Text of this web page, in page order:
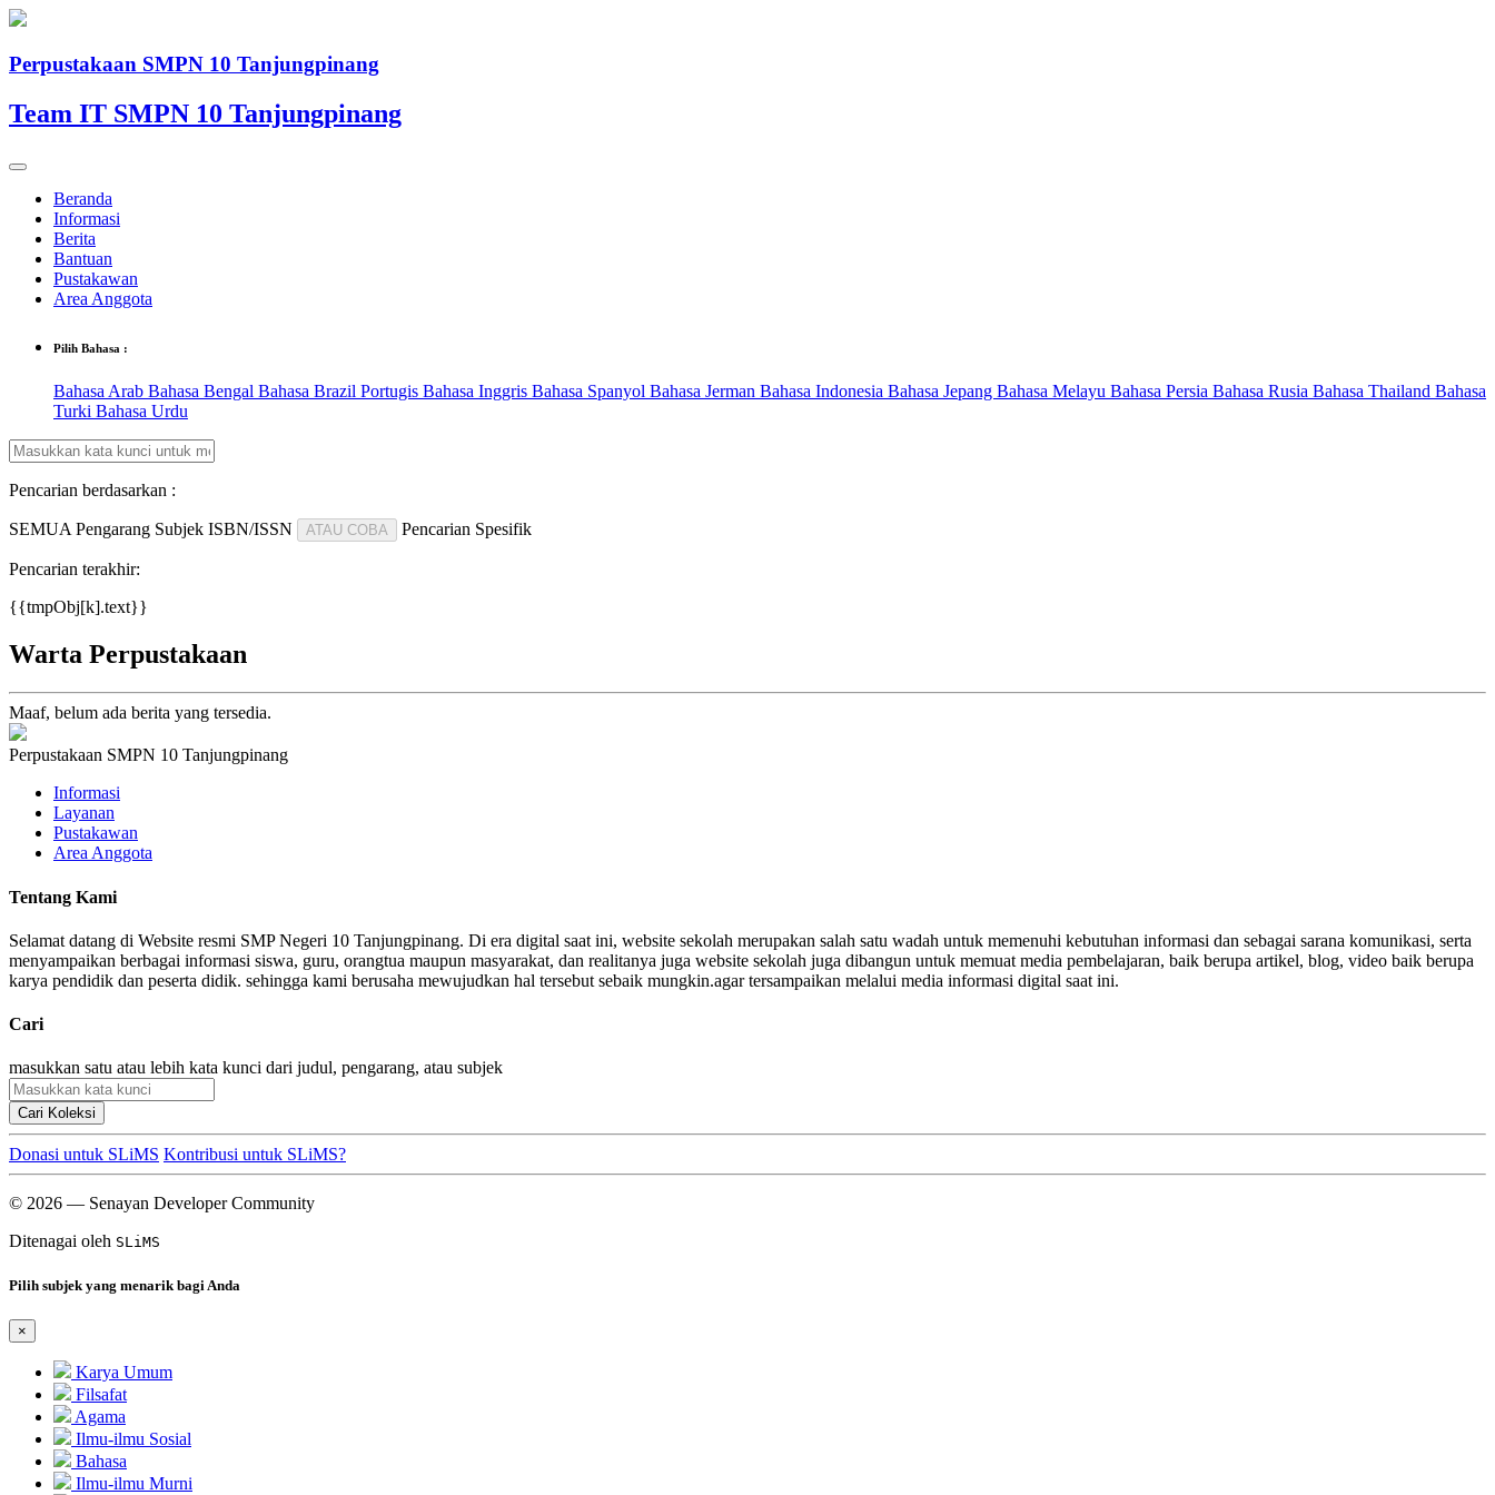
Perpustakaan SMPN 10 Tanjungpinang
Team IT SMPN 10 Tanjungpinang
Beranda
Informasi
Berita
Bantuan
Pustakawan
Area Anggota
Pilih Bahasa :
Bahasa Arab Bahasa Bengal Bahasa Brazil Portugis Bahasa Inggris Bahasa Spanyol Bahasa Jerman Bahasa Indonesia Bahasa Jepang Bahasa Melayu Bahasa Persia Bahasa Rusia Bahasa Thailand Bahasa
Turki Bahasa Urdu
Pencarian berdasarkan :
SEMUA Pengarang Subjek ISBN/ISSN ATAU COBA Pencarian Spesifik
Pencarian terakhir:
{{tmpObj[k].text}}
Warta Perpustakaan
Maaf, belum ada berita yang tersedia.
Perpustakaan SMPN 10 Tanjungpinang
Informasi
Layanan
Pustakawan
Area Anggota
Tentang Kami
Selamat datang di Website resmi SMP Negeri 10 Tanjungpinang. Di era digital saat ini, website sekolah merupakan salah satu wadah untuk memenuhi kebutuhan informasi dan sebagai sarana komunikasi, serta
menyampaikan berbagai informasi siswa, guru, orangtua maupun masyarakat, dan realitanya juga website sekolah juga dibangun untuk memuat media pembelajaran, baik berupa artikel, blog, video baik berupa
karya pendidik dan peserta didik. sehingga kami berusaha mewujudkan hal tersebut sebaik mungkin.agar tersampaikan melalui media informasi digital saat ini.
Cari
masukkan satu atau lebih kata kunci dari judul, pengarang, atau subjek
Cari Koleksi
Donasi untuk SLiMS Kontribusi untuk SLiMS?
© 2026 — Senayan Developer Community
Ditenagai oleh SLiMS
Pilih subjek yang menarik bagi Anda
×
Karya Umum
Filsafat
Agama
Ilmu-ilmu Sosial
Bahasa
Ilmu-ilmu Murni